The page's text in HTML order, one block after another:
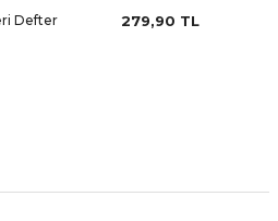
Defter 279,90 TL